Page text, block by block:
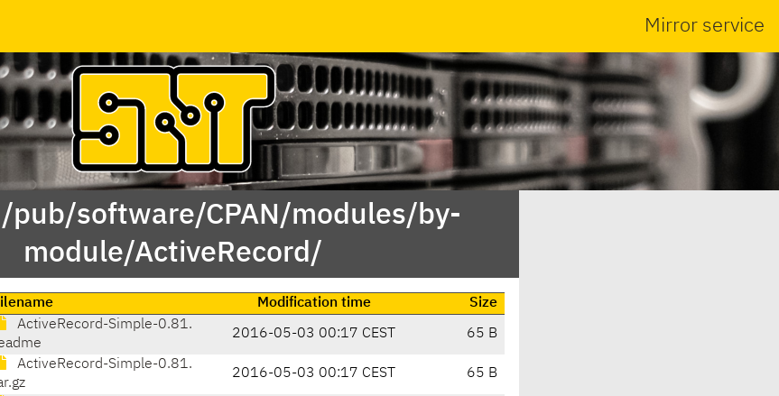
Mirror service
pub/software/CPAN/modules/by-
module/ActiveRecord/
Modification time
Size
ActiveRecord-Simple-0.81.
2016-05-03 00:17 CEST 65 B
ActiveRecord-Simple-0.81.
2016-05-03 00:17 CEST 65 B